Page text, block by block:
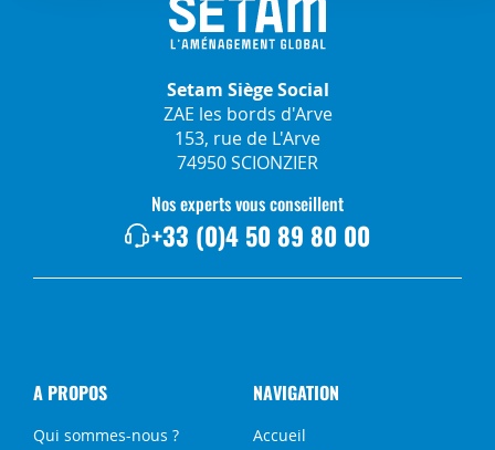
Setam Siège Social
ZAE les bords d'Arve
153, rue de L'Arve
74950 SCIONZIER
Nos experts vous conseillent
+33 (0)4 50 89 80 00
A PROPOS
Qui sommes-nous ?
NAVIGATION
Accueil